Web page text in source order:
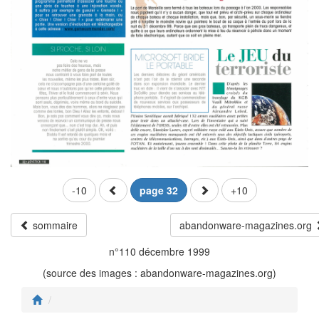
-10 page 32 +10
sommaire
abandonware-magazines.org
n°110 décembre 1999
(source des images : abandonware-magazines.org)